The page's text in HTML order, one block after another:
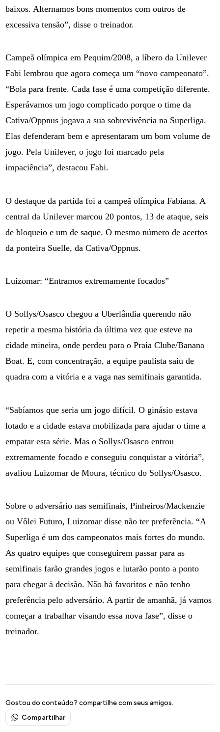
baixos. Alternamos bons momentos com outros de
excessiva tensão”, disse o treinador.
Campeã olímpica em Pequim/2008, a líbero da Unilever
Fabi lembrou que agora começa um “novo campeonato”.
“Bola para frente. Cada fase é uma competição diferente.
Esperávamos um jogo complicado porque o time da
Cativa/Oppnus jogava a sua sobrevivência na Superliga.
Elas defenderam bem e apresentaram um bom volume de
jogo. Pela Unilever, o jogo foi marcado pela
impaciência”, destacou Fabi.
O destaque da partida foi a campeã olímpica Fabiana. A
central da Unilever marcou 20 pontos, 13 de ataque, seis
de bloqueio e um de saque. O mesmo número de acertos
da ponteira Suelle, da Cativa/Oppnus.
Luizomar: “Entramos extremamente focados”
O Sollys/Osasco chegou a Uberlândia querendo não
repetir a mesma história da última vez que esteve na
cidade mineira, onde perdeu para o Praia Clube/Banana
Boat. E, com concentração, a equipe paulista saiu de
quadra com a vitória e a vaga nas semifinais garantida.
“Sabíamos que seria um jogo difícil. O ginásio estava
lotado e a cidade estava mobilizada para ajudar o time a
empatar esta série. Mas o Sollys/Osasco entrou
extremamente focado e conseguiu conquistar a vitória”,
avaliou Luizomar de Moura, técnico do Sollys/Osasco.
Sobre o adversário nas semifinais, Pinheiros/Mackenzie
ou Vôlei Futuro, Luizomar disse não ter preferência. “A
Superliga é um dos campeonatos mais fortes do mundo.
As quatro equipes que conseguirem passar para as
semifinais farão grandes jogos e lutarão ponto a ponto
para chegar à decisão. Não há favoritos e não tenho
preferência pelo adversário. A partir de amanhã, já vamos
começar a trabalhar visando essa nova fase”, disse o
treinador.
Gostou do conteúdo? compartilhe com seus amigos.
Compartilhar